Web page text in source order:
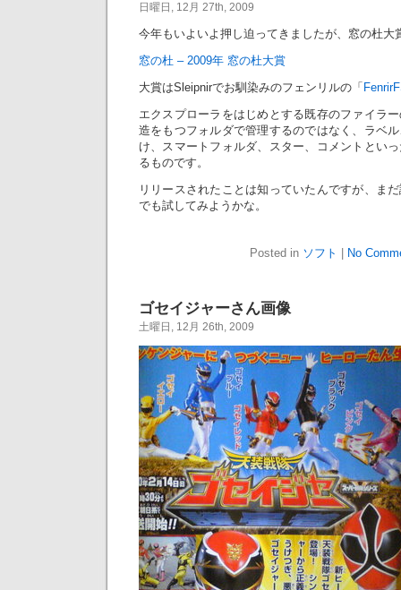
日曜日, 12月 27th, 2009
今年もいよいよ押し迫ってきましたが、窓の杜大
窓の杜 – 2009年 窓の杜大賞
大賞はSleipnirでお馴染みのフェンリルの「
エクスプローラをはじめとする既存のファイラ
造をもつフォルダで管理するのではなく、ラベ
け、スマートフォルダ、スター、コメントとい
るものです。
リリースされたことは知っていたんですが、ま
でも試してみようかな。
Posted in ソフト No
ゴセイジャーさん画像
土曜日, 12月 26th, 2009